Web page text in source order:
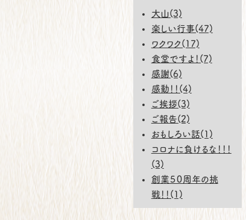
大山(3)
楽しい行事(47)
ワクワク(17)
食堂ですよ！(7)
感謝(6)
感動！！(4)
ご挨拶(3)
ご報告(2)
おもしろい話(1)
コロナに負けるな！！！
(3)
創業５０周年の挑
戦！！(1)